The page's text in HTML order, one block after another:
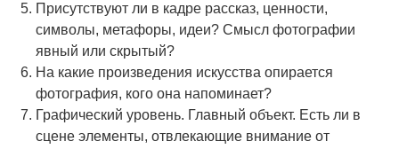
Присутствуют ли в кадре рассказ, ценности,
символы, метафоры, идеи? Смысл фотографии
явный или скрытый?
На какие произведения искусства опирается
фотография, кого она напоминает?
Графический уровень. Главный объект. Есть ли в
сцене элементы, отвлекающие внимание от